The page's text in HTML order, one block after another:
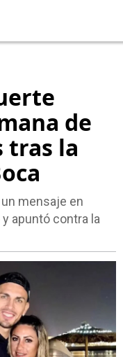
de
tras la
mensaje en
apuntó contra la